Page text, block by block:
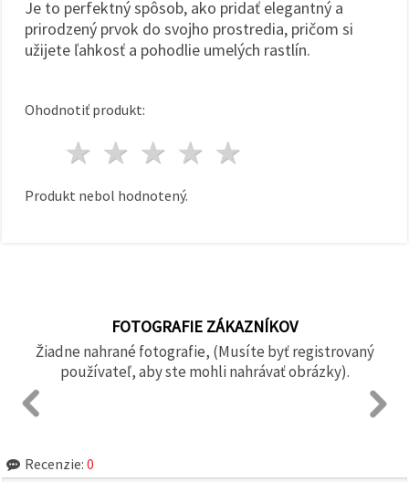
Je to perfektný spôsob, ako pridať elegantný a
prirodzený prvok do svojho prostredia, pričom si
užijete ľahkosť a pohodlie umelých rastlín.
Ohodnotiť produkt:
4 hviezdy
3 hviezdy
2 hviezdy
1 hviezda
Produkt nebol hodnotený.
FOTOGRAFIE ZÁKAZNÍKOV
Žiadne nahrané fotografie, (Musíte byť registrovaný
používateľ, aby ste mohli nahrávať obrázky).
Recenzie: 0